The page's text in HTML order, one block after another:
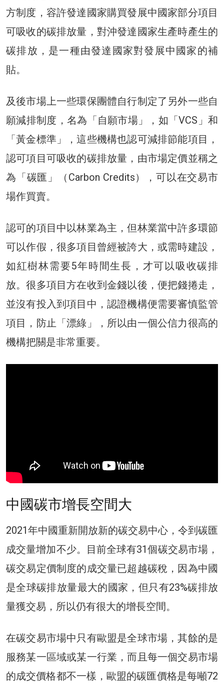
方制度，容許發達國家購買發展中國家部分項目
可吸收的碳排放量，對沖發達國家生產時產生的
碳排放，是一種由發達國家對發展中國家的補
貼。
及後市場上一些環保團體自行制定了另外一些自
願減排制度，名為「自願市場」，如「VCS」和
「黃金標準」，這些機構也認可減排節能項目，
認可項目可吸收的碳排放量，由市場定價並稱之
為「碳匯」（Carbon Credits），可以在交易市
場作買賣。
認可的項目中以林業為主，但林業當中許多環節
可以作假，很多項目曾經被誇大，或需時建設，
如紅樹林需要5年時間生長，才可以吸收碳排
放。很多項目方在收到金錢以後，便把錢捲走，
並沒有投入到項目中，認證機構便需要審慎監管
項目，防止「漂綠」，所以由一個公信力很高的
機構把關是非常重要。
中國碳市增長空間大
2021年中國重新開放新的碳交易中心，令到碳匯
成交量增加不少。目前全球有31個碳交易市場，
碳交易定價制度的成交量已超越碳稅，因為中國
是全球碳排放量最大的國家，但只有23%碳排放
量獲交易，所以仍有很大的增長空間。
在碳交易市場中只有歐盟是全球市場，其餘的是
服務某一區域或某一行業，而且每一個交易市場
的成交價格都不一樣，歐盟的碳匯價格是每噸72